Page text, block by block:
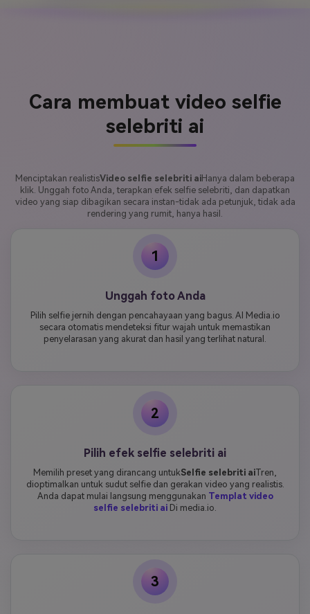
Cara membuat video selfie
selebriti ai
Menciptakan realistisVideo selfie selebriti aiHanya dalam beberapa
klik. Unggah foto Anda, terapkan efek selfie selebriti, dan dapatkan
video yang siap dibagikan secara instan-tidak ada petunjuk, tidak ada
rendering yang rumit, hanya hasil.
1
Unggah foto Anda
Pilih selfie jernih dengan pencahayaan yang bagus. AI Media.io
secara otomatis mendeteksi fitur wajah untuk memastikan
penyelarasan yang akurat dan hasil yang terlihat natural.
2
Pilih efek selfie selebriti ai
Memilih preset yang dirancang untukSelfie selebriti aiTren,
dioptimalkan untuk sudut selfie dan gerakan video yang realistis.
Anda dapat mulai langsung menggunakan Templat video
selfie selebriti ai Di media.io.
3